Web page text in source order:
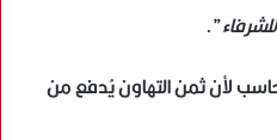
”.
لأن ثمن التهاون يُدفع من